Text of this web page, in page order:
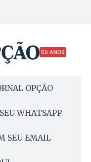
50 ANOS
OPÇÃO
WHATSAPP
SEU EMAIL